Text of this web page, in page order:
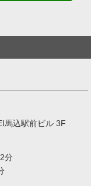
馬込駅前ビル 3F
分